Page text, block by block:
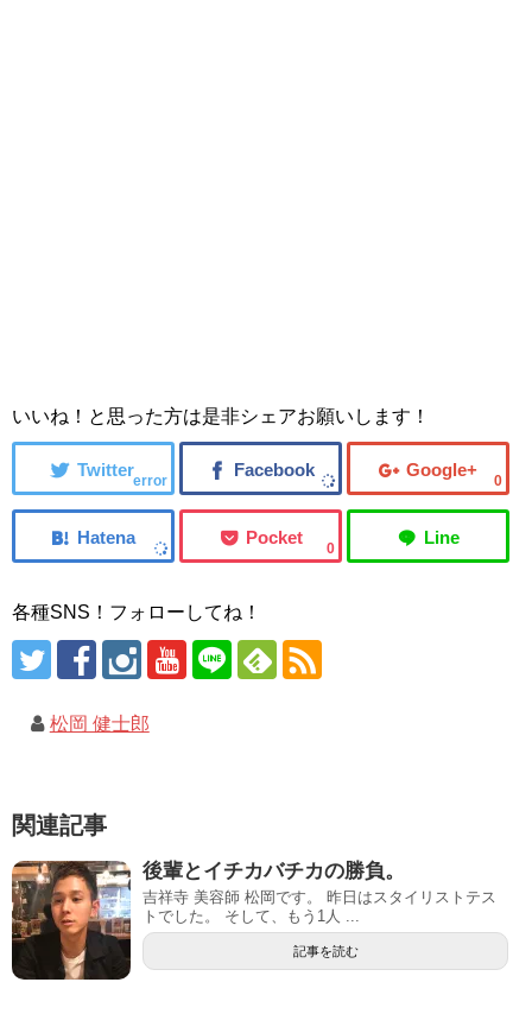
いいね！と思った方は是非シェアお願いします！
error 0
0
各種SNS！フォローしてね！
松岡 健士郎
関連記事
後輩とイチカバチカの勝負。
吉祥寺 美容師 松岡です。 昨日はスタイリストテス
トでした。 そして、もう1人 ...
記事を読む